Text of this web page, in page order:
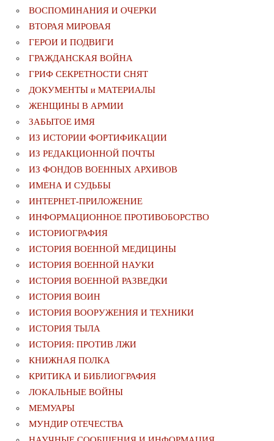
ВОСПОМИНАНИЯ И ОЧЕРКИ
ВТОРАЯ МИРОВАЯ
ГЕРОИ И ПОДВИГИ
ГРАЖДАНСКАЯ ВОЙНА
ГРИФ СЕКРЕТНОСТИ СНЯТ
ДОКУМЕНТЫ и МАТЕРИАЛЫ
ЖЕНЩИНЫ В АРМИИ
ЗАБЫТОЕ ИМЯ
ИЗ ИСТОРИИ ФОРТИФИКАЦИИ
ИЗ РЕДАКЦИОННОЙ ПОЧТЫ
ИЗ ФОНДОВ ВОЕННЫХ АРХИВОВ
ИМЕНА И СУДЬБЫ
ИНТЕРНЕТ-ПРИЛОЖЕНИЕ
ИНФОРМАЦИОННОЕ ПРОТИВОБОРСТВО
ИСТОРИОГРАФИЯ
ИСТОРИЯ ВОЕННОЙ МЕДИЦИНЫ
ИСТОРИЯ ВОЕННОЙ НАУКИ
ИСТОРИЯ ВОЕННОЙ РАЗВЕДКИ
ИСТОРИЯ ВОИН
ИСТОРИЯ ВООРУЖЕНИЯ И ТЕХНИКИ
ИСТОРИЯ ТЫЛА
ИСТОРИЯ: ПРОТИВ ЛЖИ
КНИЖНАЯ ПОЛКА
КРИТИКА И БИБЛИОГРАФИЯ
ЛОКАЛЬНЫЕ ВОЙНЫ
МЕМУАРЫ
МУНДИР ОТЕЧЕСТВА